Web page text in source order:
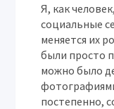
Я, как
социальные
меняется их
были просто
можно было
постепенно,